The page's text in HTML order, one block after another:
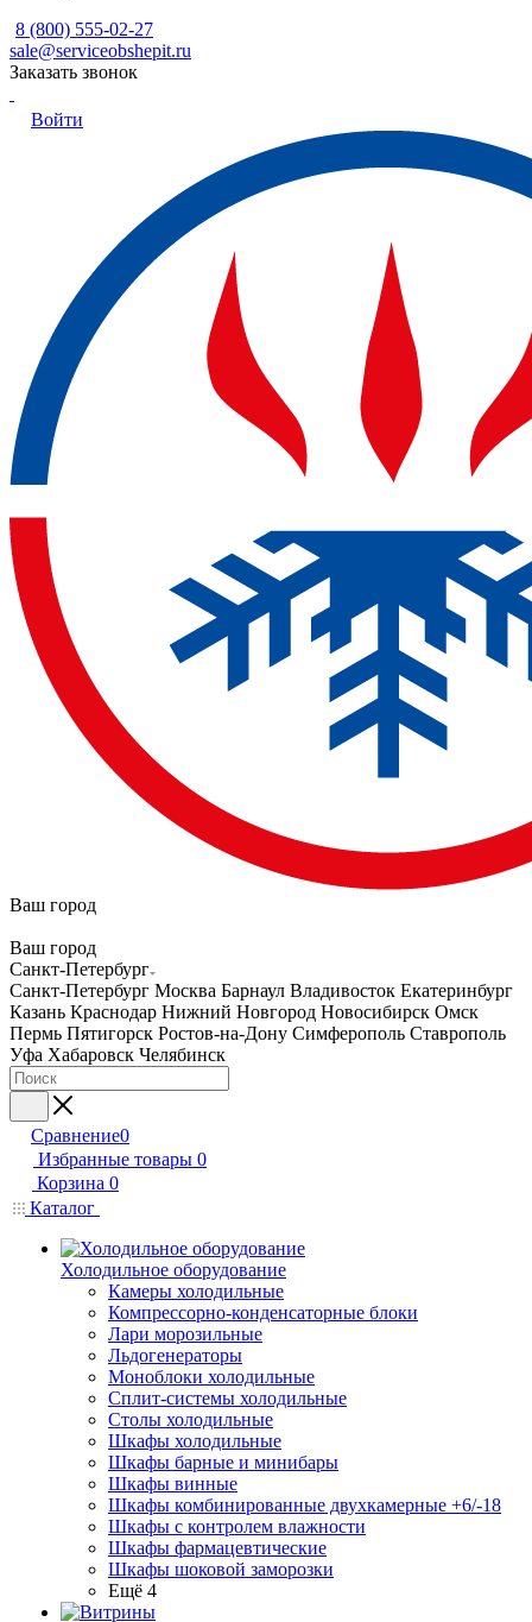
8 (800) 555-02-27
sale@serviceobshepit.ru
Заказать звонок
Войти
Ваш город
Ваш город
Санкт-Петербург
Санкт-Петербург Москва Барнаул Владивосток Екатеринбург
Казань Краснодар Нижний Новгород Новосибирск Омск
Пермь Пятигорск Ростов-на-Дону Симферополь Ставрополь
Уфа Хабаровск Челябинск
Сравнение0
Избранные товары 0
Корзина 0
Каталог
Холодильное оборудование
Камеры холодильные
Компрессорно-конденсаторные блоки
Лари морозильные
Льдогенераторы
Моноблоки холодильные
Сплит-системы холодильные
Столы холодильные
Шкафы холодильные
Шкафы барные и минибары
Шкафы винные
Шкафы комбинированные двухкамерные +6/-18
Шкафы с контролем влажности
Шкафы фармацевтические
Шкафы шоковой заморозки
Ещё 4